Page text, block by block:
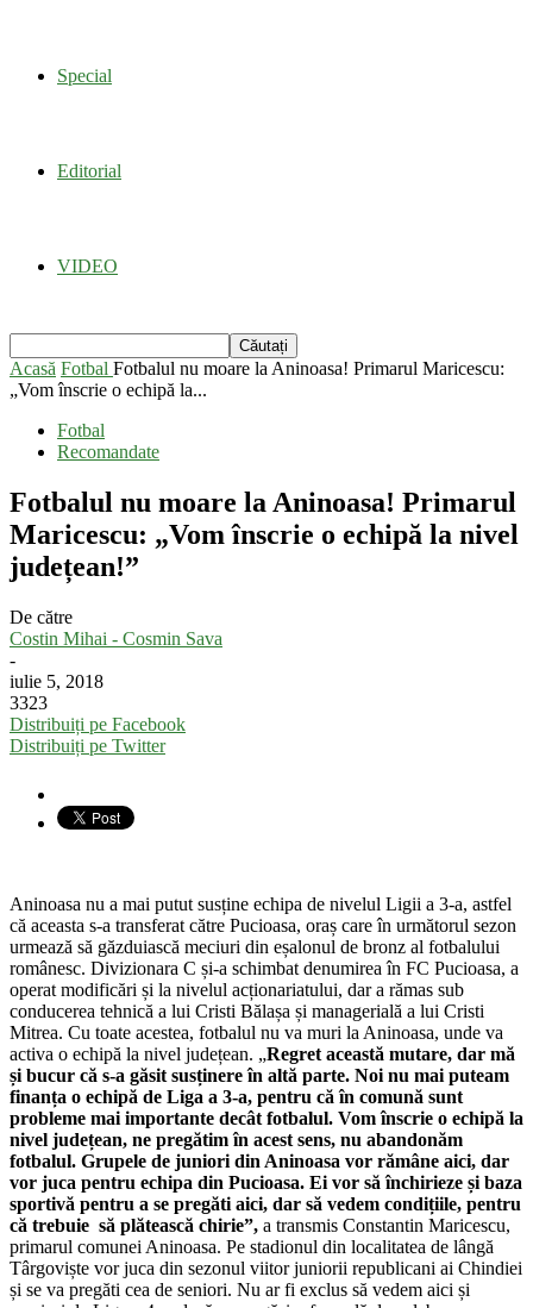
Special
Editorial
VIDEO
Acasă Fotbal Fotbalul nu moare la Aninoasa! Primarul Maricescu:
„Vom înscrie o echipă la...
Fotbal
Recomandate
Fotbalul nu moare la Aninoasa! Primarul
Maricescu: „Vom înscrie o echipă la nivel
județean!”
De către
Costin Mihai - Cosmin Sava
-
iulie 5, 2018
3323
Distribuiți pe Facebook
Distribuiți pe Twitter
Aninoasa nu a mai putut susține echipa de nivelul Ligii a 3-a, astfel
că aceasta s-a transferat către Pucioasa, oraș care în următorul sezon
urmează să găzduiască meciuri din eșalonul de bronz al fotbalului
românesc. Divizionara C și-a schimbat denumirea în FC Pucioasa, a
operat modificări și la nivelul acționariatului, dar a rămas sub
conducerea tehnică a lui Cristi Bălașa și managerială a lui Cristi
Mitrea. Cu toate acestea, fotbalul nu va muri la Aninoasa, unde va
activa o echipă la nivel județean. „Regret această mutare, dar mă
și bucur că s-a găsit susținere în altă parte. Noi nu mai puteam
finanța o echipă de Liga a 3-a, pentru că în comună sunt
probleme mai importante decât fotbalul. Vom înscrie o echipă la
nivel județean, ne pregătim în acest sens, nu abandonăm
fotbalul. Grupele de juniori din Aninoasa vor rămâne aici, dar
vor juca pentru echipa din Pucioasa. Ei vor să închirieze și baza
sportivă pentru a se pregăti aici, dar să vedem condițiile, pentru
că trebuie să plătească chirie”, a transmis Constantin Maricescu,
primarul comunei Aninoasa. Pe stadionul din localitatea de lângă
Târgoviște vor juca din sezonul viitor juniorii republicani ai Chindiei
și se va pregăti cea de seniori. Nu ar fi exclus să vedem aici și